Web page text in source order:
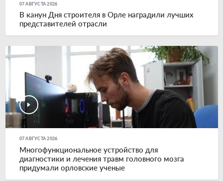
07 АВГУСТА 2026
В канун Дня строителя в Орле наградили лучших
представителей отрасли
07 АВГУСТА 2026
Многофункциональное устройство для
диагностики и лечения травм головного мозга
придумали орловские ученые